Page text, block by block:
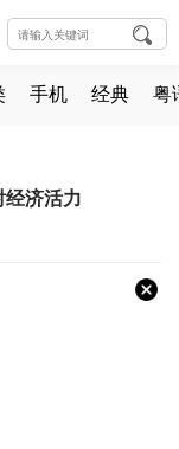
手机 经典 粤
经济活力